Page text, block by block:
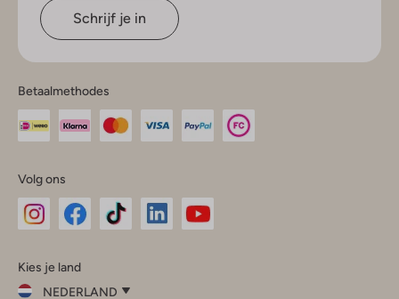
Schrijf je in
Betaalmethodes
Volg ons
InstagramFacebook
Kies je land
NEDERLAND